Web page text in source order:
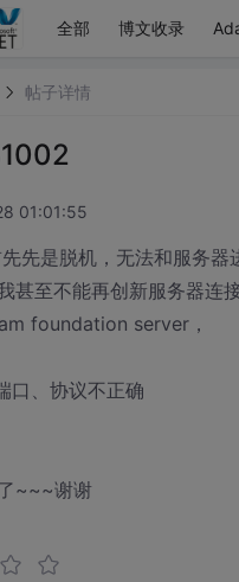
全部 博文收录
帖子详情
01:01:55
先是脱机，无法和服务
甚至不能再创新服务器连
foundation server，
口、协议不正确
~~~谢谢